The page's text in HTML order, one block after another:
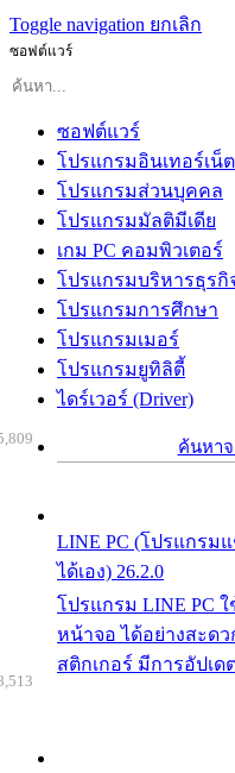
Toggle navigation ยกเลิก
ซอฟต์แวร์
ซอฟต์แวร์
โปรแกรมอินเทอร์เน็ต
โปรแกรมส่วนบุคคล
โปรแกรมมัลติมีเดีย
เกม PC คอมพิวเตอร์
โปรแกรมบริหารธุรกิ
โปรแกรมการศึกษา
โปรแกรมเมอร์
โปรแกรมยูทิลิตี้
ไดร์เวอร์ (Driver)
ค้นหา
LINE PC (โปรแกรม
ได้เอง) 26.2.0
โปรแกรม LINE PC
หน้าจอ ได้อย่างสะด
สติกเกอร์ มีการอัปเด